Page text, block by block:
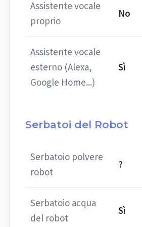
Assistente vocale
proprio
No
Assistente vocale
esterno (Alexa,
Google Home...)
Sì
Serbatoi del Robot
Serbatoio polvere
robot
?
Serbatoio acqua
del robot
Sì